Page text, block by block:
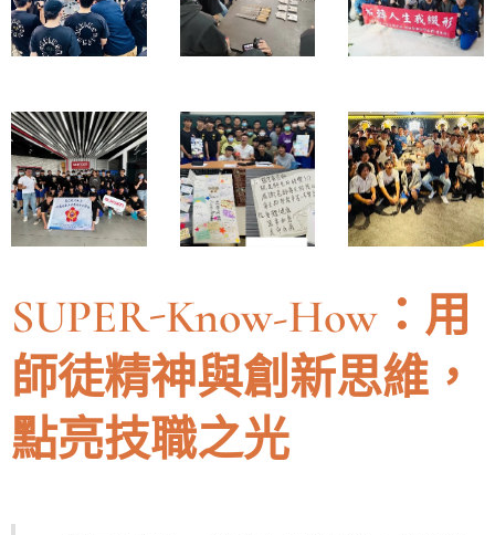
SUPER-Know-How： 用
師徒精神與創新思維，
點亮技職之光